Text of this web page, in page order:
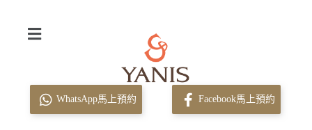
WhatsApp馬上預約 Facebook馬上預約